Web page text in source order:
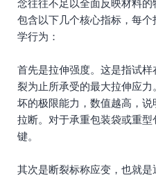
念往往不足以全面反映材料
包含以下几个核心指标，每
学行为：
首先是拉伸强度。这是指试
裂为止所承受的最大拉伸应
坏的极限能力，数值越高，
拉断。对于承重包装袋或重
键。
其次是断裂标称应变，也就